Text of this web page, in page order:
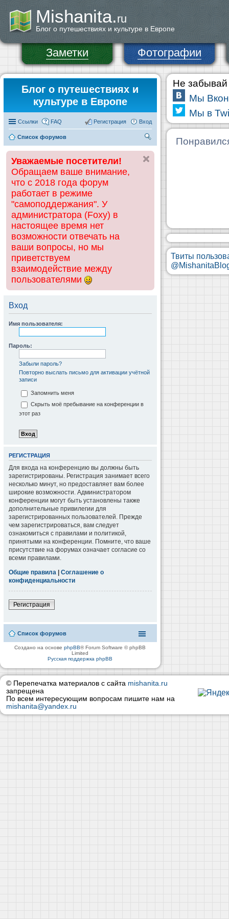
Mishanita.ru
Блог о путешествиях и культуре в Европе
Заметки Фотографии
Блог о путешествиях и
культуре в Европе
Ссылки FAQ Вход
Регистрация
Список форумов
ск
Уважаемые посетители!
Обращаем ваше внимание,
что с 2018 года форум
работает в режиме
"самоподдержания". У
администратора (Foxy) в
настоящее время нет
возможности отвечать на
ваши вопросы, но мы
приветствуем
взаимодействие между
пользователями
Вход
Имя пользователя:
Пароль:
Забыли пароль?
Повторно выслать письмо для активации учётной
записи
Запомнить меня
Скрыть моё пребывание на конференции в
этот раз
РЕГИСТРАЦИЯ
Для входа на конференцию вы должны быть
зарегистрированы. Регистрация занимает всего
несколько минут, но предоставляет вам более
широкие возможности. Администратором
конференции могут быть установлены также
дополнительные привилегии для
зарегистрированных пользователей. Прежде
чем зарегистрироваться, вам следует
ознакомиться с правилами и политикой,
принятыми на конференции. Помните, что ваше
присутствие на форумах означает согласие со
всеми правилами.
Общие правила | Соглашение о
конфиденциальности
Регистрация
Список форумов
Создано на основеphpBB® Forum Software © phpBB
Limited
Русская поддержка phpBB
Не забывай
Мы
Мы в
Твиты
© Перепечатка материалов с сайта mishanita.ru
запрещена
По всем интересующим вопросам пишите нам на
mishanita@yandex.ru